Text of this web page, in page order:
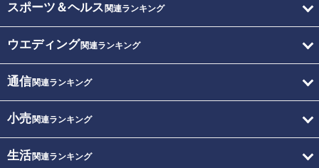
スポーツ＆ヘルス 関連ランキング
ウエディング関連ランキング
通信関連ランキング
小売関連ランキング
生活関連ランキング